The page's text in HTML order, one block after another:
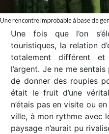
Une rencontre improbable à base de
Une fois que l’on
touristiques, la relation
totalement différent
l’argent. Je ne me
de donner des roupies
était le fruit d’une
n’étais pas en visite ou
ville, à mon rythme avec
paysage n’aurait pu